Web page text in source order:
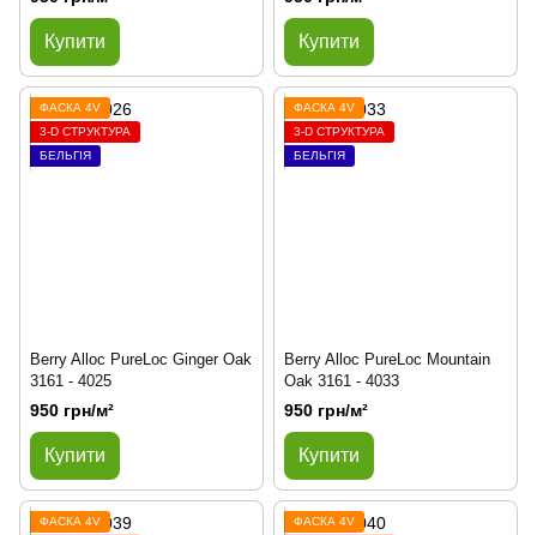
Купити Купити
ФАСКА 4V
3-D СТРУКТУРА
БЕЛЬГІЯ
Berry Alloc PureLoc Ginger Oak
3161 - 4025
950 грн/м²
Купити
ФАСКА 4V
3-D СТРУКТУРА
БЕЛЬГІЯ
Berry Alloc PureLoc Mountain
Oak 3161 - 4033
950 грн/м²
Купити
ФАСКА 4V
ФАСКА 4V